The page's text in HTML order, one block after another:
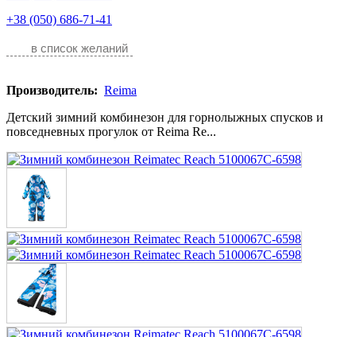
+38 (050) 686-71-41
в список желаний
Производитель: Reima
Детский зимний комбинезон для горнолыжных спусков и
повседневных прогулок от Reima Re...